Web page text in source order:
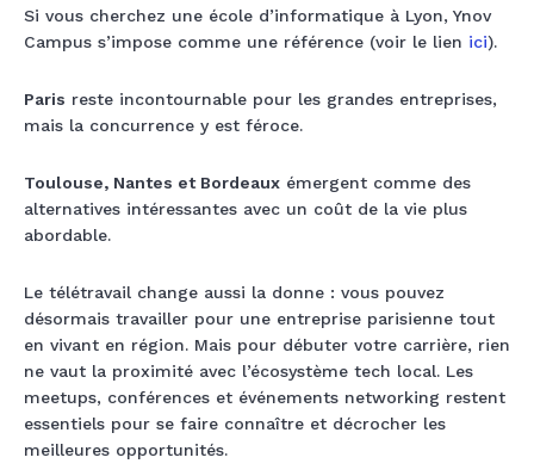
Si vous cherchez une école d’informatique à Lyon, Ynov
Campus s’impose comme une référence (voir le lien ici).
Paris reste incontournable pour les grandes entreprises,
mais la concurrence y est féroce.
Toulouse, Nantes et Bordeaux émergent comme des
alternatives intéressantes avec un coût de la vie plus
abordable.
Le télétravail change aussi la donne : vous pouvez
désormais travailler pour une entreprise parisienne tout
en vivant en région. Mais pour débuter votre carrière, rien
ne vaut la proximité avec l’écosystème tech local. Les
meetups, conférences et événements networking restent
essentiels pour se faire connaître et décrocher les
meilleures opportunités.